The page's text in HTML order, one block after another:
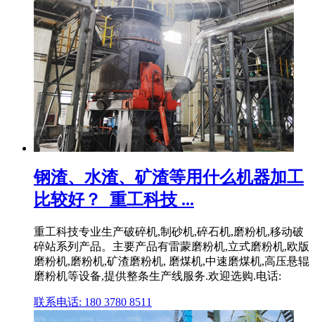
钢渣、水渣、矿渣等用什么机器加工
比较好？_重工科技 ...
重工科技专业生产破碎机,制砂机,碎石机,磨粉机,移动破
碎站系列产品。主要产品有雷蒙磨粉机,立式磨粉机,欧版
磨粉机,磨粉机,矿渣磨粉机, 磨煤机,中速磨煤机,高压悬辊
磨粉机等设备,提供整条生产线服务.欢迎选购.电话:
联系电话: 180 3780 8511